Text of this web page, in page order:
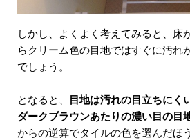
しかし、よくよく考えてみると、床
らクリーム色の目地ではすぐに汚れ
でしょう。
となると、
目地は汚れの目立ちにく
ダークブラウンあたりの濃い目の目
からの逆算でタイルの色を選んだほ